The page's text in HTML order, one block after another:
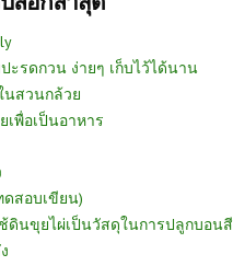
ะรดกวน ง่ายๆ เก็บไว้ได้นาน
นสวนกล้วย
เพื่อเป็นอาหาร
ดสอบเขียน)
ดินขุยไผ่เป็นวัสดุในการปลูกบอนสี